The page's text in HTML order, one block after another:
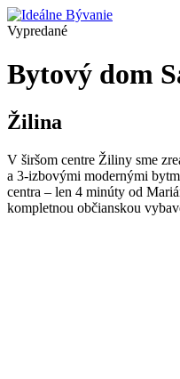
Vypredané
Bytový dom
Žilina
V širšom centre Žiliny sme
a 3-izbovými modernými
centra – len 4 minúty od
kompletnou občianskou